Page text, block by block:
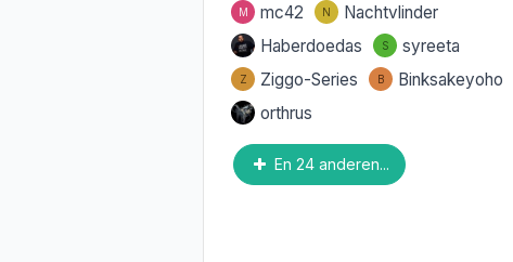
M mc42 N
Nachtvlinder
Haberdoedas
S syreeta
Z Ziggo-Series B
Binksakeyoho
orthrus
En 24 anderen...